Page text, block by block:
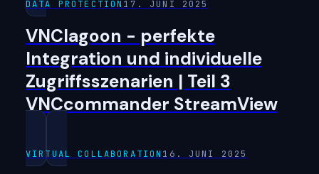
DATA PROTECTION 17. JUNI 2025
VNClagoon - perfekte
Integration und individuelle
Zugriffsszenarien | Teil 3
VNCcommander StreamView
VIRTUAL COLLABORATION 16. JUNI 2025